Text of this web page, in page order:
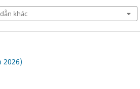
khác
2026)